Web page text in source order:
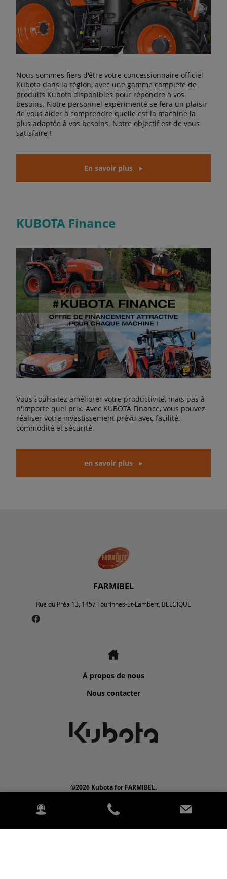
Nous sommes fiers d'être votre concessionnaire officiel
Kubota dans la région, avec une gamme complète de
produits Kubota disponibles pour répondre à vos
besoins. Notre personnel expérimenté se fera un plaisir
de vous aider à comprendre quelle est la machine la
plus adaptée à vos besoins. Notre objectif est de vous
satisfaire !
En savoir plus
KUBOTA Finance
Vous souhaitez améliorer votre productivité, mais pas à
n'importe quel prix. Avec KUBOTA Finance, vous pouvez
réaliser votre investissement prévu avec facilité,
commodité et sécurité.
en savoir plus
FARMIBEL
Rue du Préa 13, 1457 Tourinnes-St-Lambert, BELGIQUE
À propos de nous
Nous contacter
©2026 Kubota for FARMIBEL.